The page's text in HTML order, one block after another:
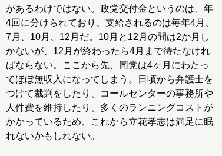
があるわけではない。政党交付金というのは、年
4回に分けられており、支給されるのは毎年4月、
7月、10月、12月だ。10月と12月の間は2か月し
かないが、12月が終わったら4月まで待たなけれ
ばならない。ここから先、同党は4ヶ月にわたっ
てほぼ無収入になってしまう。日頃から弁護士を
つけて裁判をしたり、コールセンターの事務所や
人件費を維持したり、多くのランニングコストが
かかっているため、これから立花孝志は満足に眠
れないかもしれない。